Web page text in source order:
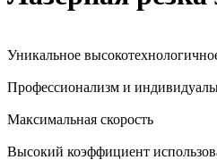
Уникальное
Профессионализм и
Максимальная скорость
Высокий коэффициент